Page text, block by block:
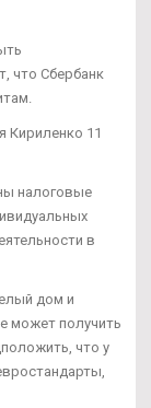
что Сбербанк
Кириленко 11
налоговые
в
дом и
может получить
что у